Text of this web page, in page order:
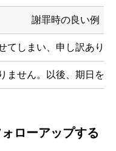
謝罪時の良い例
てしまい、申し訳あり
ません。以後、期日を
ローアップする